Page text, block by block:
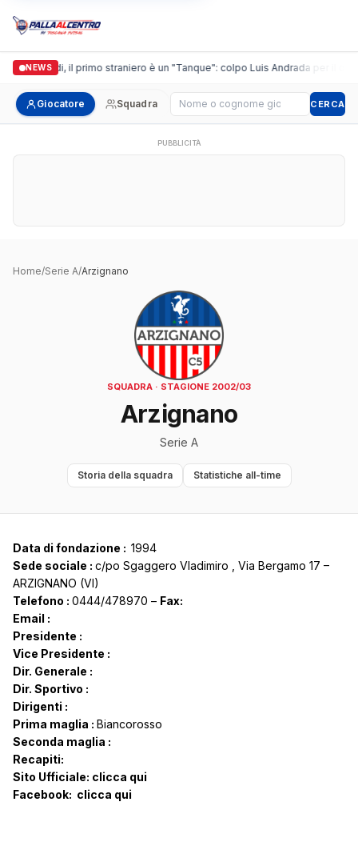
NEWS
Casalguidi, il primo straniero è un "Tanque": colpo Luis Andrada per il
Giocatore Squadra Cerca giocatore CERCA
PUBBLICITÀ
Home/Serie A/Arzignano
SQUADRA · STAGIONE 2002/03
Arzignano
Serie A
Storia della squadra Statistiche all-time
Data di fondazione : 1994
Sede sociale : c/po Sgaggero Vladimiro , Via Bergamo 17 –
ARZIGNANO (VI)
Telefono : 0444/478970 – Fax:
Email :
Presidente :
Vice Presidente :
Dir. Generale :
Dir. Sportivo :
Dirigenti :
Prima maglia : Biancorosso
Seconda maglia :
Recapiti:
Sito Ufficiale: clicca qui
Facebook: clicca qui